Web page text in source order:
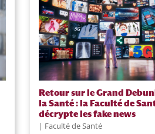
Retour sur le Grand
la Santé : la Faculté de
décrypte les fake news
Faculté de Santé